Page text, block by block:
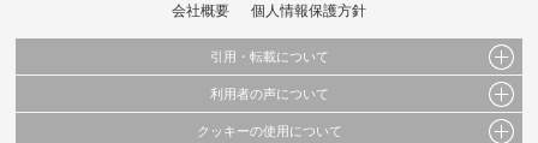
会社概要 個人情報保護方針
引用・転載について
当サイトで公開されている情報（文字、写真、イラスト、画像データ等）及びこれらの配
利用者の声について
当サイトに掲載している内容はすべてサービスの利用者が提出された見解・感想です。
クッキーの使用について